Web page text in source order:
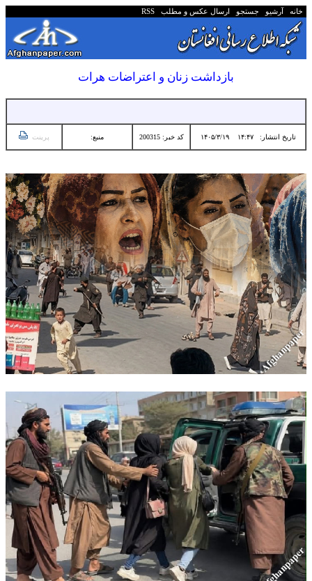
خانه آرشیو جستجو ارسال عکس و مطلب RSS
بازداشت زنان و اعتراضات هرات
تاریخ انتشار:۱۴:۴۷ ۱۴۰۵/۳/۱۹ کد خبر: 200315 منبع: پرینت